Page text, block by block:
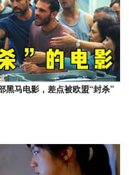
黑马电影，差点被欧盟“封杀”